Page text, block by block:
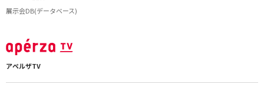
展示会DB(データベース)
アペルザTV